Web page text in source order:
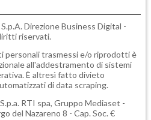
Direzione Business Digital -
riservati.
personali trasmessi e/o riprodotti è
all'addestramento di sistemi
È altresì fatto divieto
di data scraping.
RTI spa, Gruppo Mediaset -
del Nazareno 8 - Cap. Soc. €